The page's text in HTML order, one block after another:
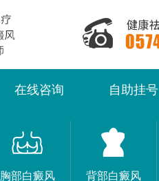
在线咨询 自助挂号
胸部白癜风 背部白癜风